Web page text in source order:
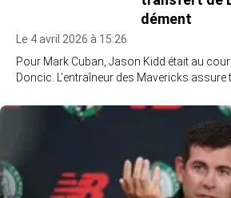
dément
Le 4 avril 2026 à 15:26
Pour Mark Cuban, Jason Kidd était au
Doncic. L’entraîneur des Mavericks